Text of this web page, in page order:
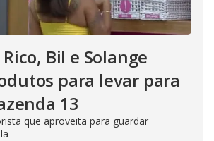
Bil e Solange
para levar para
13
que aproveita para guardar